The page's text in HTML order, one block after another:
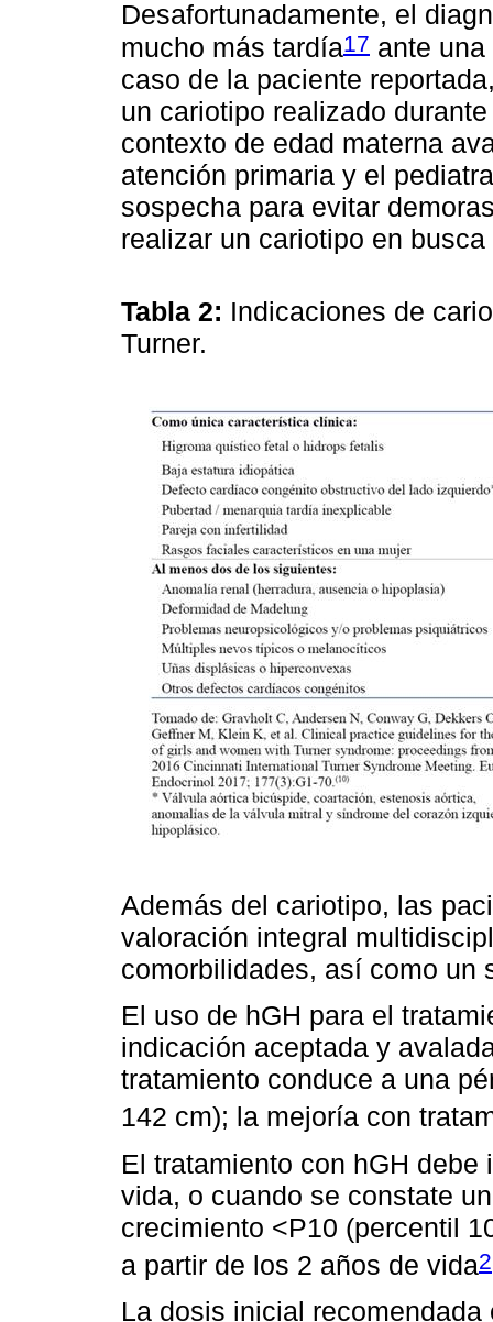
Desafortunadamente, el
mucho más tardía17 ante
caso de la paciente
un cariotipo realizado
contexto de edad materna
atención primaria y el
sospecha para evitar
realizar un cariotipo en
Tabla 2: Indicaciones de
Turner.
Además del cariotipo, las
valoración integral
comorbilidades, así como un
El uso de hGH para el
indicación aceptada y
tratamiento conduce a una
142 cm); la mejoría con
El tratamiento con hGH
vida, o cuando se constate
crecimiento <P10 (percentil
a partir de los 2 años de vida2
La dosis inicial